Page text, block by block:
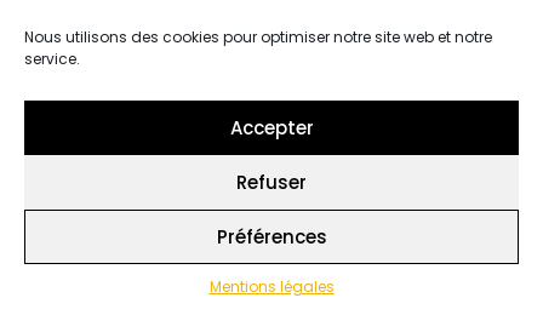
Nous utilisons des cookies pour optimiser notre site web et notre
service.
Accepter
Refuser
Préférences
Mentions légales
Suivez-nous
sur Instagram